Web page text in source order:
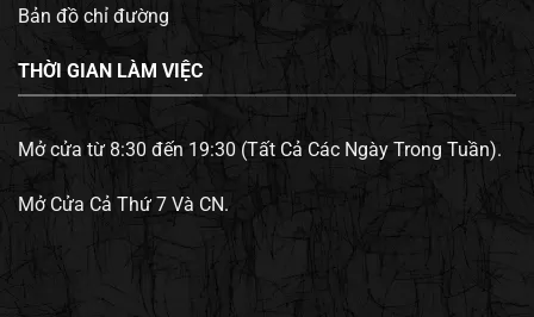
Bản đồ chỉ đường
THỜI GIAN LÀM VIỆC
Mở cửa từ 8:30 đến 19:30 (Tất Cả Các Ngày Trong Tuần).
Mở Cửa Cả Thứ 7 Và CN.